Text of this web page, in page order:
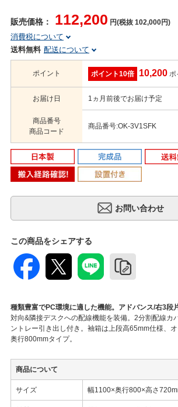
販売価格： 112,200 円(税抜 102,000円)
消費税について
送料無料 配送について
ポイント ポイント10倍 10,200 ポ
お届け日 1ヵ月前後でお届け予定
商品番号
商品コード
商品番号:OK-3V1SFK
この商品をシェアする
種類豊富でPC環境に適した機能。アドバンス/右3段
対向&隣接デスクへの配線機能を装備。2分割配線カ
ントレー引き出し付き。袖箱は上段高65mm仕様、オ
奥行800mmタイプ。
商品について
サイズ 幅1100×奥行800×高さ